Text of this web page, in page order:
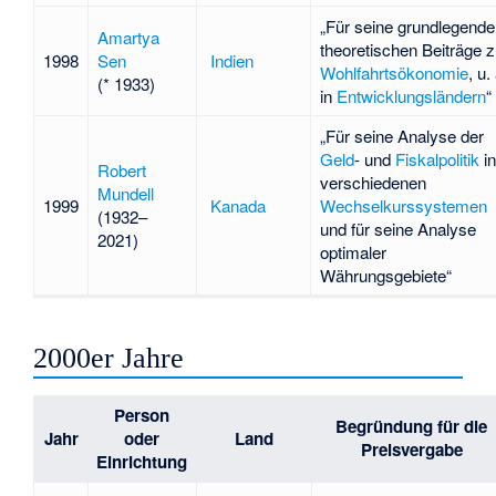
1998
Amartya
Sen
(* 1933)
Indien
„Für seine
theoretischen Beiträge
Wohlfahrtsökonomie, u.
in Entwicklungsländern“
1999
Robert
Mundell
(1932–
2021)
Kanada
„Für seine Analyse der
Geld- und Fiskalpolitik in
verschiedenen
Wechselkurssystemen
und für seine Analyse
optimaler
Währungsgebiete“
2000er Jahre
Jahr
Person
oder
Einrichtung
Land
Begründung für die
Preisvergabe